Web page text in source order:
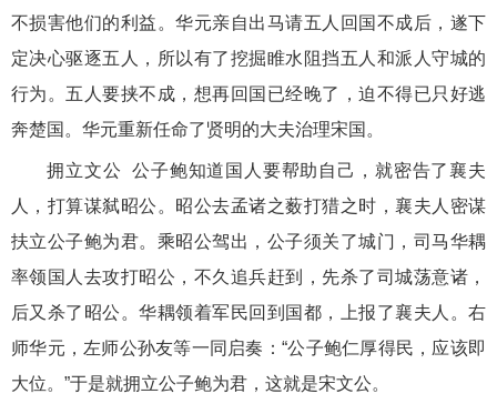
不损害他们的利益。华元亲自出马请五人回国不成后，遂下
定决心驱逐五人，所以有了挖掘睢水阻挡五人和派人守城的
行为。五人要挟不成，想再回国已经晚了，迫不得已只好逃
奔楚国。华元重新任命了贤明的大夫治理宋国。
拥立文公 公子鲍知道国人要帮助自己，就密告了襄夫
人，打算谋弑昭公。昭公去孟诸之薮打猎之时，襄夫人密谋
扶立公子鲍为君。乘昭公驾出，公子须关了城门，司马华耦
率领国人去攻打昭公，不久追兵赶到，先杀了司城荡意诸，
后又杀了昭公。华耦领着军民回到国都，上报了襄夫人。右
师华元，左师公孙友等一同启奏：“公子鲍仁厚得民，应该即
大位。”于是就拥立公子鲍为君，这就是宋文公。